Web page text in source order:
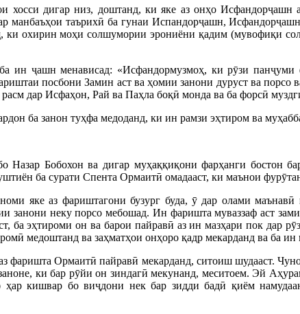
хосси дигар низ, доштанд, ки яке аз онҳо
манбаъҳои таърихӣ ба гунаи Испандорҷашн,
ки охирин моҳи солшумории эрониёни қадим (мувофиқи
ин ҷашн менависад: «Исфандормузмоҳ, ки рӯзи
посбони Замин аст ва ҳомии занони дуруст ва
дар Исфаҳон, Рай ва Паҳла боқӣ монда ва ба форсӣ
ба занон туҳфа медоданд, ки ин рамзи эҳтиром ва
Бобохон ва дигар муҳаққиқони фарҳанги бостон
ба сурати Спента Ормаитӣ омадааст, ки маънои
яке аз фариштагони бузург буда, ӯ дар олами маънавӣ
занони неку порсо мебошад. Ин фаришта муваззаф аст
ба эҳтироми он ва барои пайравӣ аз ин мазҳари пок дар
медоштанд ва заҳматҳои онҳоро қадр мекарданд ва ба
фаришта Ормаитӣ пайравӣ мекарданд, ситоиш шудааст.
ки бар рӯйи он зиндагӣ мекунанд, меситоем. Эй
кишвар бо виҷдони нек бар зидди бадӣ қиём